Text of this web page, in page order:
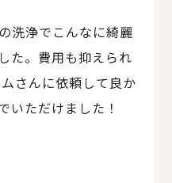
洗浄でこんなに綺麗
た。費用も抑えられ
さんに依頼して良か
いただけました！